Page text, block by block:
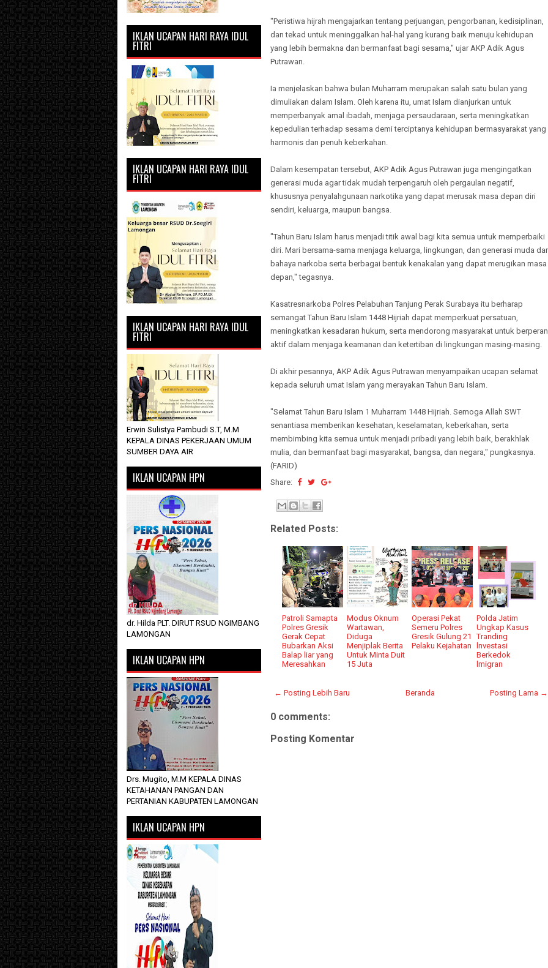
"Peristiwa hijrah mengajarkan tentang perjuangan, pengorbanan, kedisiplinan,
dan tekad untuk meninggalkan hal-hal yang kurang baik menuju kehidupan
yang lebih bermakna dan bermanfaat bagi sesama," ujar AKP Adik Agus
Putrawan.
Ia menjelaskan bahwa bulan Muharram merupakan salah satu bulan yang
dimuliakan dalam Islam. Oleh karena itu, umat Islam dianjurkan untuk
memperbanyak amal ibadah, menjaga persaudaraan, serta meningkatkan
kepedulian terhadap sesama demi terciptanya kehidupan bermasyarakat yang
harmonis dan penuh keberkahan.
Dalam kesempatan tersebut, AKP Adik Agus Putrawan juga mengingatkan
generasi muda agar tidak mudah terpengaruh oleh pergaulan negatif,
khususnya penyalahgunaan narkotika yang dapat merusak masa depan diri
sendiri, keluarga, maupun bangsa.
"Tahun Baru Islam harus menjadi titik awal bagi kita semua untuk memperbaiki
diri. Mari bersama-sama menjaga keluarga, lingkungan, dan generasi muda
bahaya narkoba serta berbagai bentuk kenakalan yang dapat merugikan masa
depan," tegasnya.
Kasatresnarkoba Polres Pelabuhan Tanjung Perak Surabaya itu berharap
semangat Tahun Baru Islam 1448 Hijriah dapat memperkuat persatuan,
meningkatkan kesadaran hukum, serta mendorong masyarakat untuk berperan
aktif dalam menjaga keamanan dan ketertiban di lingkungan masing-masing.
Di akhir pesannya, AKP Adik Agus Putrawan menyampaikan ucapan selamat
kepada seluruh umat Islam yang merayakan Tahun Baru Islam.
"Selamat Tahun Baru Islam 1 Muharram 1448 Hijriah. Semoga Allah SWT
senantiasa memberikan kesehatan, keselamatan, keberkahan, serta
membimbing kita semua untuk menjadi pribadi yang lebih baik, berakhlak
mulia, dan bermanfaat bagi masyarakat, bangsa, dan negara," pungkasnya.
(FARID)
Share:
Related Posts:
Patroli Samapta
Polres Gresik
Gerak Cepat
Bubarkan Aksi
Balap liar yang
Meresahkan
Modus Oknum
Wartawan,
Diduga
Menjiplak Berita
Untuk Minta Duit
15 Juta
Operasi Pekat
Semeru Polres
Gresik Gulung 21
Pelaku Kejahatan
Polda Jatim
Ungkap Kasus
Tranding
lnvestasi
Berkedok
lmigran
← Posting Lebih Baru Posting Lama →
Beranda
0 comments:
Posting Komentar
IKLAN UCAPAN HARI RAYA IDUL
FITRI
IKLAN UCAPAN HARI RAYA IDUL
FITRI
IKLAN UCAPAN HARI RAYA IDUL
FITRI
Erwin Sulistya Pambudi S.T, M.M
KEPALA DINAS PEKERJAAN UMUM
SUMBER DAYA AIR
IKLAN UCAPAN HPN
dr. Hilda PLT. DIRUT RSUD NGIMBANG
LAMONGAN
IKLAN UCAPAN HPN
Drs. Mugito, M.M KEPALA DINAS
KETAHANAN PANGAN DAN
PERTANIAN KABUPATEN LAMONGAN
IKLAN UCAPAN HPN